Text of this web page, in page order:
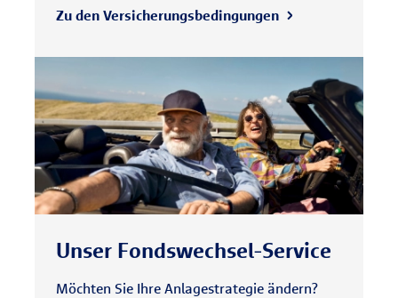
Zu den Versicherungsbedingungen
Unser Fondswechsel-Service
Möchten Sie Ihre Anlagestrategie ändern?